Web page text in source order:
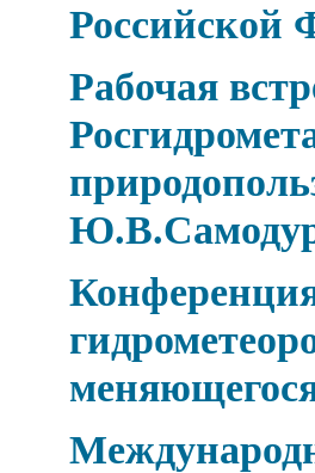
Российской
Рабочая